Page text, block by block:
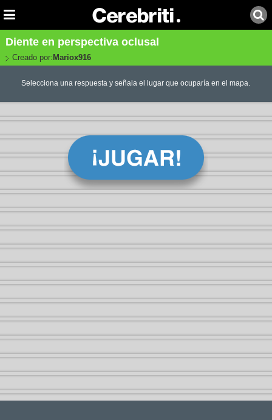
Diente en perspectiva oclusal
Creado por: Mariox916
Selecciona una respuesta y señala el lugar que ocuparía en el mapa.